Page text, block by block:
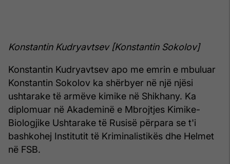
Konstantin Kudryavtsev [Konstantin Sokolov]
Konstantin Kudryavtsev apo me emrin e mbuluar
Konstantin Sokolov ka shërbyer në një njësi
ushtarake të armëve kimike në Shikhany. Ka
diplomuar në Akademinë e Mbrojtjes Kimike-
Biologjike Ushtarake të Rusisë përpara se t'i
bashkohej Institutit të Kriminalistikës dhe Helmet
në FSB.